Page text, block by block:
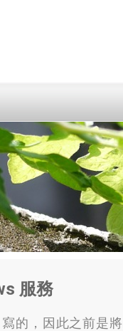
服務
，因此之前是將